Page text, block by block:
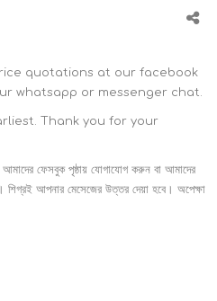
quotations at our facebook
whatsapp or messenger chat.
Thank you for your
আমাদের ফেসবুক পৃষ্ঠায় যোগাযোগ করুন বা আমাদের
শিগ্রই আপনার মেসেজের উত্তর দেয়া হবে। অপেক্ষা